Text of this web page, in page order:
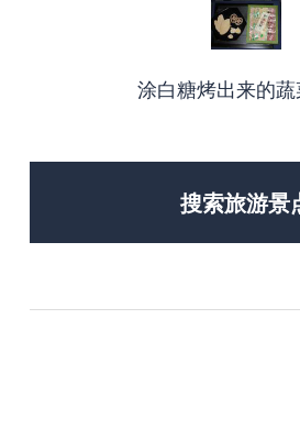
涂白糖烤出来的
搜索旅游景